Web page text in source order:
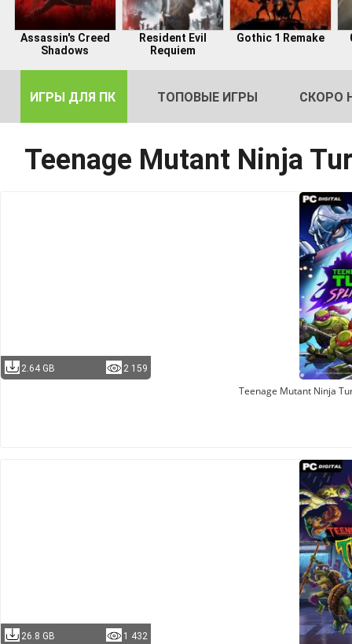
Assassin's Creed
Shadows
Resident Evil
Requiem
Gothic 1 Remake
ИГРЫ ДЛЯ ПК ТОПОВЫЕ ИГРЫ СКОРО
Teenage Mutant Ninja
2.64 GB 2 159
Teenage Mutant Ninja
26.8 GB 1 432